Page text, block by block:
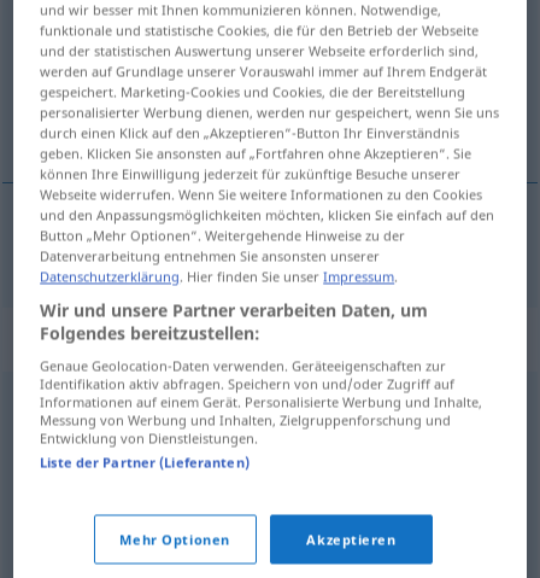
Übersicht aller Übersetzungen
(Für mehr Details die Übersetzung anklicken/antippen)
cât se poate de bine
sepoatedebine bestens
Synonyme für "bestens"
(absolut) spitze,vollkommen,perfekt,optimal
(Hauptform),ideal
ausgezeichnet,außergewöhnlich,vorzüglich,
außerordentlich
besonders
und wir besser mit Ihnen kommunizieren können. Notwendige,
funktionale und statistische Cookies, die für den Betrieb der Webseite
und der statistischen Auswertung unserer Webseite erforderlich sind,
werden auf Grundlage unserer Vorauswahl immer auf Ihrem Endgerät
gespeichert. Marketing-Cookies und Cookies, die der Bereitstellung
personalisierter Werbung dienen, werden nur gespeichert, wenn Sie uns
durch einen Klick auf den „Akzeptieren“-Button Ihr Einverständnis
geben. Klicken Sie ansonsten auf „Fortfahren ohne Akzeptieren“. Sie
können Ihre Einwilligung jederzeit für zukünftige Besuche unserer
Webseite widerrufen. Wenn Sie weitere Informationen zu den Cookies
und den Anpassungsmöglichkeiten möchten, klicken Sie einfach auf den
Button „Mehr Optionen“. Weitergehende Hinweise zu der
Datenverarbeitung entnehmen Sie ansonsten unserer
Datenschutzerklärung. Hier finden Sie unserImpressum.
Wir und unsere Partner verarbeiten Daten, um
Folgendes bereitzustellen:
Genaue Geolocation-Daten verwenden. Geräteeigenschaften zur
Identifikation aktiv abfragen. Speichern von und/oder Zugriff auf
Informationen auf einem Gerät. Personalisierte Werbung und Inhalte,
Messung von Werbung und Inhalten, Zielgruppenforschung und
Entwicklung von Dienstleistungen.
Liste der Partner (Lieferanten)
Mehr Optionen Akzeptieren